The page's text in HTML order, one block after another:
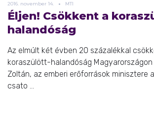
2016. november 14. MTI
Éljen! Csökkent a
halandóság
Az elmúlt két évben 20 százalékkal
koraszülött-halandóság
Zoltán, az emberi erőforrások minisztere
csato ...